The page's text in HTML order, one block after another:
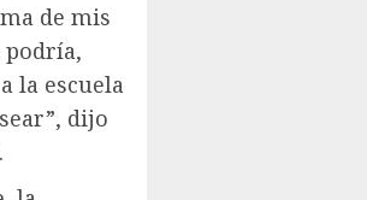
de mis
la escuela
dijo